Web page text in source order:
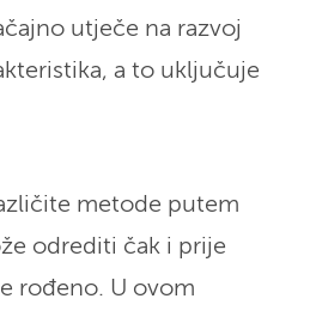
utječe na razvoj
a to uključuje
metode putem
odrediti čak i prije
rođeno. U ovom